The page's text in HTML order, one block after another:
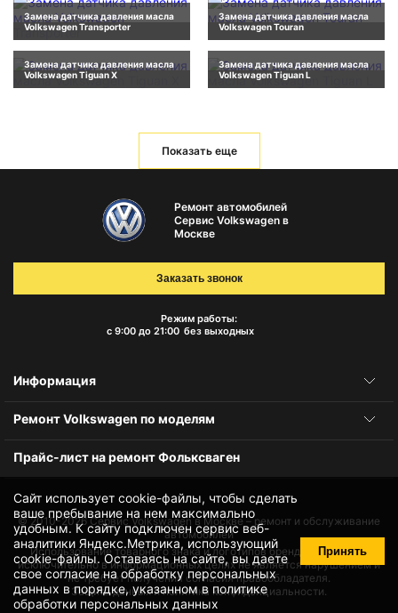
Замена датчика давления масла
Volkswagen Transporter
Замена датчика давления масла
Volkswagen Touran
Замена датчика давления масла
Volkswagen Tiguan X
Замена датчика давления масла
Volkswagen Tiguan L
Показать еще
Сайт использует cookie-файлы, чтобы сделать
ваше пребывание на нем максимально
удобным. К cайту подключен сервис веб-
аналитики Яндекс.Метрика, использующий
cookie-файлы. Оставаясь на сайте, вы даете
своесогласие на обработку персональных
данных в порядке, указанном в политике
обработки персональных данных
Принять
Ремонт автомобилей
Сервис Volkswagen в
Москве
Режим работы:
с 9:00 до 21:00 без выходных
Заказать звонок
Информация
Ремонт Volkswagen по моделям
Прайс-лист на ремонт Фольксваген
© 2010-2026Сервис Volkswagen в Москве – ремонт и обслуживание
автомобилей
Использование товарного знака и логотипов бренда происходит
исключительно в информационных целях не является нарушением и
не требует получения согласия правообладателя.
Защита данных и политика конфиденциальности.